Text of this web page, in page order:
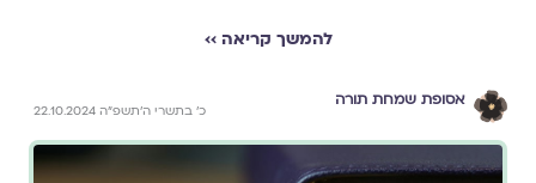
להמשך קריאה ››
אסופת שמחת תורה
כ׳ בתשרי ה׳תשפ״ה 22.10.2024